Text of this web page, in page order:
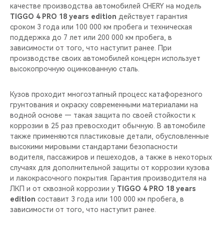
качестве производства автомобилей CHERY на модель
TIGGO 4 PRO 18 years edition действует гарантия
сроком 3 года или 100 000 км пробега и техническая
поддержка до 7 лет или 200 000 км пробега, в
зависимости от того, что наступит ранее. При
производстве своих автомобилей концерн использует
высокопрочную оцинкованную сталь.
Кузов проходит многоэтапный процесс катафорезного
грунтования и окраску современными материалами на
водной основе — такая защита по своей стойкости к
коррозии в 25 раз превосходит обычную. В автомобиле
также применяются пластиковые детали, обусловленные
высокими мировыми стандартами безопасности
водителя, пассажиров и пешеходов, а также в некоторых
случаях для дополнительной защиты от коррозии кузова
и лакокрасочного покрытия. Гарантия производителя на
ЛКП и от сквозной коррозии у TIGGO 4 PRO 18 years
edition составит 3 года или 100 000 км пробега, в
зависимости от того, что наступит ранее.